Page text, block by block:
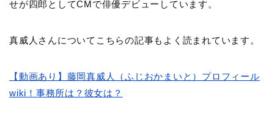
せが四郎としてCMで俳優デビューしています。
真威人さんについてこちらの記事もよく読まれています。
【動画あり】藤岡真威人（ふじおかまいと）プロフィール
wiki！事務所は？彼女は？